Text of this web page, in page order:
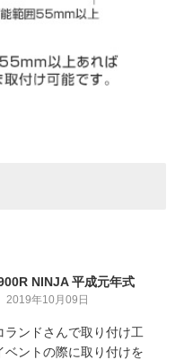
NINJA 平成元年式
2019年10月09日
ランドさんで取り付け工
ベントの際に取り付けを